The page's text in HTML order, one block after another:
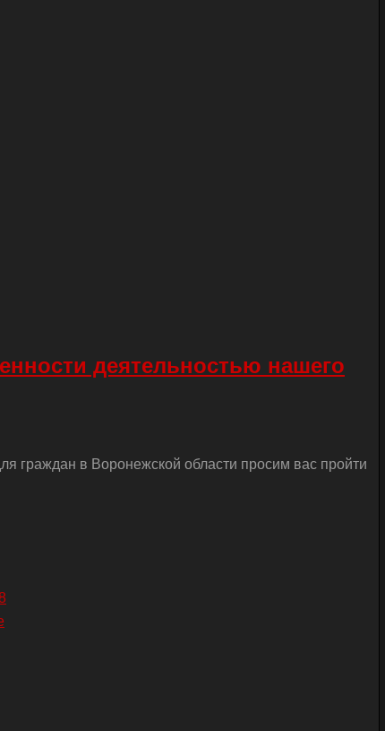
деятельностью нашего
граждан в Воронежской области просим вас пройти